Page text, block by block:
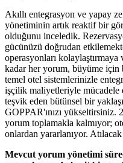
Akıllı entegrasyon ve yapay
yönetiminin artık reaktif bir
olduğunu inceledik.
gücünüzü doğrudan
operasyonları
kadar her yorum, büyüme için
temel otel sistemlerinizle
işçilik maliyetleriyle mücadele
teşvik eden bütünsel bir
GOPPAR'ınızı yükseltirsiniz.
yorum toplamakla kalmıyor;
onlardan yararlanıyor.
Mevcut yorum yönetimi